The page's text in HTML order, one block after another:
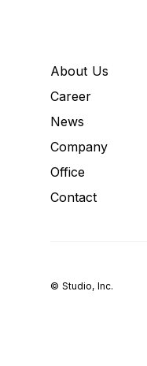
About Us
Career
News
Company
Office
Contact
©️ Studio, Inc.